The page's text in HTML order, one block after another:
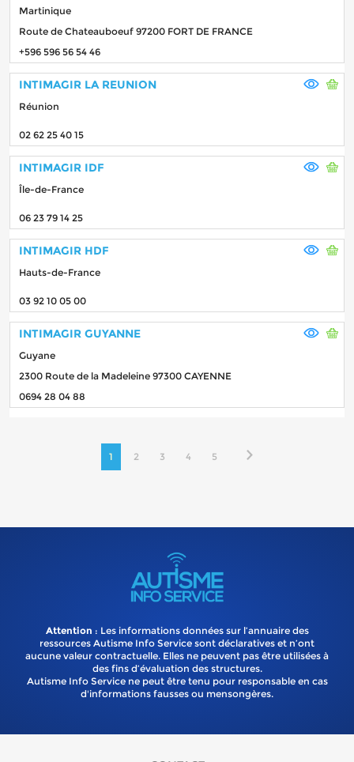
Martinique
Route de Chateauboeuf 97200 FORT DE FRANCE
+596 596 56 54 46
INTIMAGIR LA REUNION
Réunion
02 62 25 40 15
INTIMAGIR IDF
Île-de-France
06 23 79 14 25
INTIMAGIR HDF
Hauts-de-France
03 92 10 05 00
INTIMAGIR GUYANNE
Guyane
2300 Route de la Madeleine 97300 CAYENNE
0694 28 04 88
1 2 3 4 5
Attention : Les informations données sur l’annuaire des
ressources Autisme Info Service sont déclaratives et n’ont
aucune valeur contractuelle. Elles ne peuvent pas être utilisées à
des fins d’évaluation des structures.
Autisme Info Service ne peut être tenu pour responsable en cas
d'informations fausses ou mensongères.